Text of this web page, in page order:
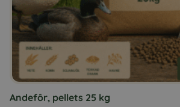
Andefôr, pellets 25 kg